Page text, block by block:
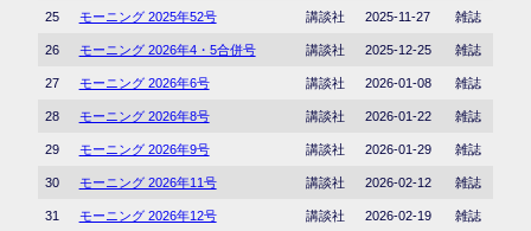
25 モーニング 2025年52号 講談社 2025-11-27 雑誌
26 モーニング 2026年4・5合併号 講談社 2025-12-25 雑誌
27 モーニング 2026年6号 講談社 2026-01-08 雑誌
28 モーニング 2026年8号 講談社 2026-01-22 雑誌
29 モーニング 2026年9号 講談社 2026-01-29 雑誌
30 モーニング 2026年11号 講談社 2026-02-12 雑誌
31 モーニング 2026年12号 講談社 2026-02-19 雑誌